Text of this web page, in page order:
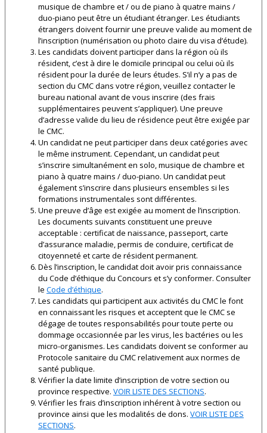
musique de chambre et / ou de piano à quatre mains /
duo-piano peut être un étudiant étranger. Les étudiants
étrangers doivent fournir une preuve valide au moment de
l’inscription (numérisation ou photo claire du visa d’étude).
Les candidats doivent participer dans la région où ils
résident, c’est à dire le domicile principal ou celui où ils
résident pour la durée de leurs études. S’il n’y a pas de
section du CMC dans votre région, veuillez contacter le
bureau national avant de vous inscrire (des frais
supplémentaires peuvent s’appliquer). Une preuve
d’adresse valide du lieu de résidence peut être exigée par
le CMC.
Un candidat ne peut participer dans deux catégories avec
le même instrument. Cependant, un candidat peut
s’inscrire simultanément en solo, musique de chambre et
piano à quatre mains / duo-piano. Un candidat peut
également s’inscrire dans plusieurs ensembles si les
formations instrumentales sont différentes.
Une preuve d’âge est exigée au moment de l’inscription.
Les documents suivants constituent une preuve
acceptable : certificat de naissance, passeport, carte
d’assurance maladie, permis de conduire, certificat de
citoyenneté et carte de résident permanent.
Dès l’inscription, le candidat doit avoir pris connaissance
du Code d’éthique du Concours et s’y conformer. Consulter
le Code d’éthique.
Les candidats qui participent aux activités du CMC le font
en connaissant les risques et acceptent que le CMC se
dégage de toutes responsabilités pour toute perte ou
dommage occasionnée par les virus, les bactéries ou les
micro-organismes. Les candidats doivent se conformer au
Protocole sanitaire du CMC relativement aux normes de
santé publique.
Vérifier la date limite d’inscription de votre section ou
province respective. VOIR LISTE DES SECTIONS.
Vérifier les frais d’inscription inhérent à votre section ou
province ainsi que les modalités de dons. VOIR LISTE DES
SECTIONS.